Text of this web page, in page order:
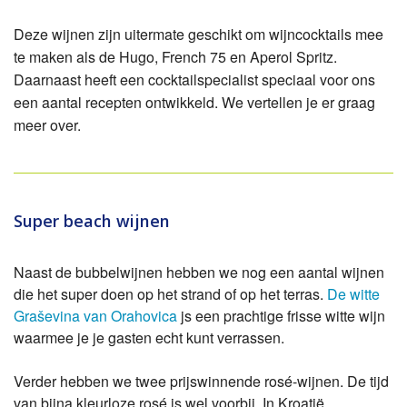
Deze wijnen zijn uitermate geschikt om wijncocktails mee
te maken als de Hugo, French 75 en Aperol Spritz.
Daarnaast heeft een cocktailspecialist speciaal voor ons
een aantal recepten ontwikkeld. We vertellen je er graag
meer over.
Super beach wijnen
Naast de bubbelwijnen hebben we nog een aantal wijnen
die het super doen op het strand of op het terras. De witte
Graševina van Orahovica js een prachtige frisse witte wijn
waarmee je je gasten echt kunt verrassen.
Verder hebben we twee prijswinnende rosé-wijnen. De tijd